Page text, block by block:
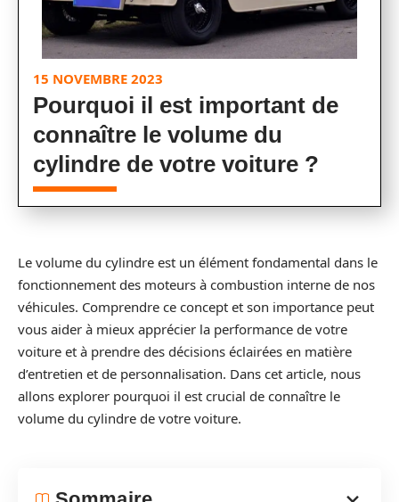
15 NOVEMBRE 2023
Pourquoi il est important de
connaître le volume du
cylindre de votre voiture ?
Le volume du cylindre est un élément fondamental dans le
fonctionnement des moteurs à combustion interne de nos
véhicules. Comprendre ce concept et son importance peut
vous aider à mieux apprécier la performance de votre
voiture et à prendre des décisions éclairées en matière
d’entretien et de personnalisation. Dans cet article, nous
allons explorer pourquoi il est crucial de connaître le
volume du cylindre de votre voiture.